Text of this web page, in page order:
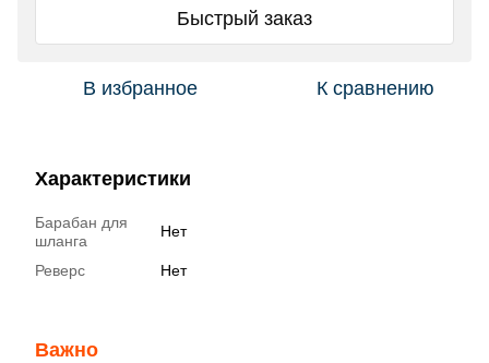
Быстрый заказ
В избранное К сравнению
Характеристики
Барабан для
шланга
Нет
Реверс Нет
Важно